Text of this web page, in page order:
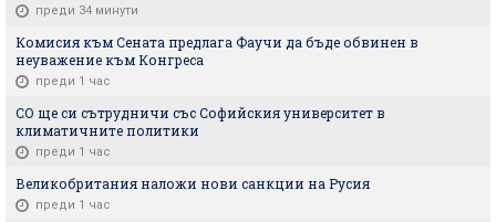
преди 34 минути
Комисия към Сената предлага Фаучи да бъде обвинен в
неуважение към Конгреса
преди 1 час
СО ще си сътрудничи със Софийския университет в
климатичните политики
преди 1 час
Великобритания наложи нови санкции на Русия
преди 1 час